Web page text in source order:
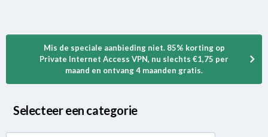
Mis de speciale aanbieding niet. 85% korting op
Private Internet Access VPN, nu slechts €1,75 per
maand en ontvang 4 maanden gratis.
Selecteer een categorie